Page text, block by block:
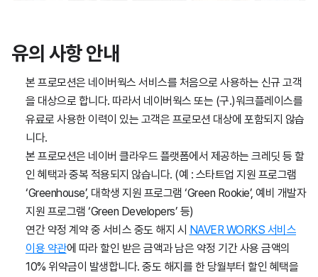
유의 사항안내
본 프로모션은 네이버웍스 서비스를 처음으로 사용하는 신규 고객
을 대상으로 합니다. 따라서 네이버웍스 또는 (구.)워크플레이스를
유료로 사용한 이력이 있는 고객은 프로모션 대상에 포함되지 않습
니다.
본 프로모션은 네이버 클라우드 플랫폼에서 제공하는 크레딧 등 할
인 혜택과 중복 적용되지 않습니다. (예 : 스타트업 지원 프로그램
‘Greenhouse’, 대학생 지원 프로그램 ‘Green Rookie’, 예비 개발자
지원 프로그램 ‘Green Developers’ 등)
연간 약정 계약 중 서비스 중도 해지 시 NAVER WORKS 서비스
이용 약관에 따라 할인 받은 금액과 남은 약정 기간 사용 금액의
10% 위약금이 발생합니다. 중도 해지를 한 당월부터 할인 혜택을